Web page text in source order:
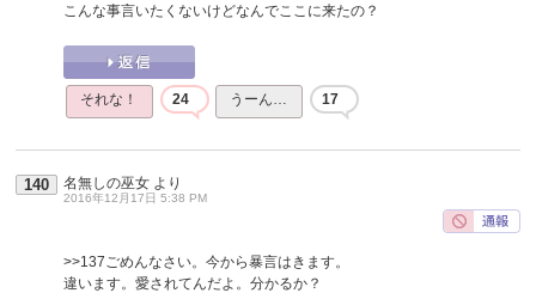
こんな事言いたくないけどなんでここに来たの？
それな！ 24 うーん… 17
140 名無しの巫女 より
2016年12月17日 5:38 PM
>>137ごめんなさい。今から暴言はきます。
違います。愛されてんだよ。分かるか？